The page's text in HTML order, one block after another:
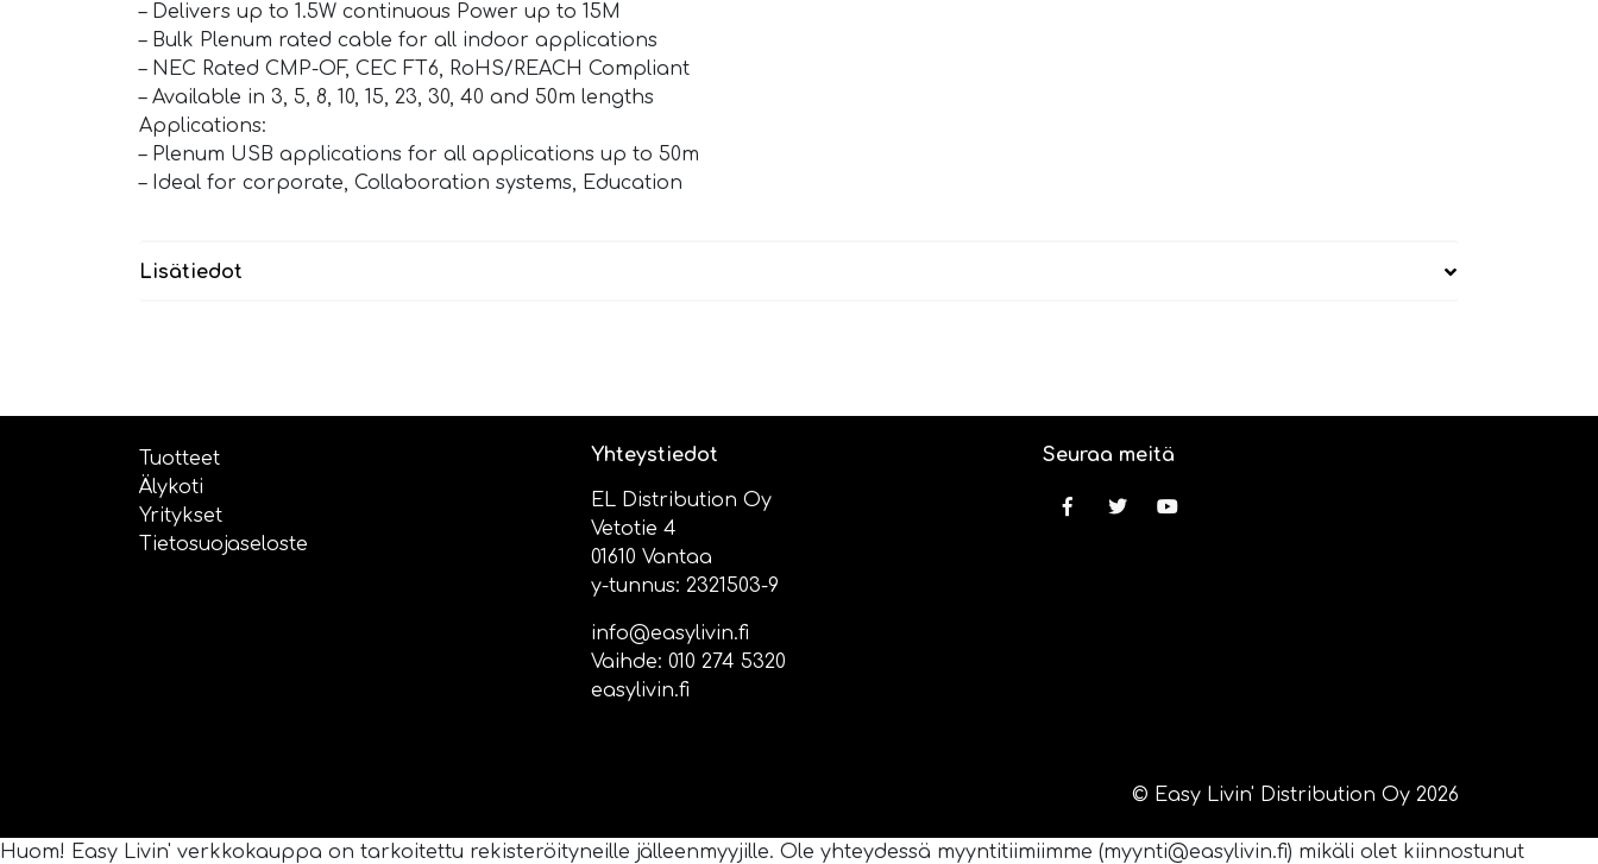
– Delivers up to 1.5W continuous Power up to 15M
– Bulk Plenum rated cable for all indoor applications
– NEC Rated CMP-OF, CEC FT6, RoHS/REACH Compliant
– Available in 3, 5, 8, 10, 15, 23, 30, 40 and 50m lengths
Applications:
– Plenum USB applications for all applications up to 50m
– Ideal for corporate, Collaboration systems, Education
Lisätiedot
Tuotteet
Älykoti
Yritykset
Tietosuojaseloste
Yhteystiedot
EL Distribution Oy
Vetotie 4
01610 Vantaa
y-tunnus: 2321503-9
info@easylivin.fi
Vaihde: 010 274 5320
easylivin.fi
Seuraa meitä
© Easy Livin' Distribution Oy 2026
Huom! Easy Livin' verkkokauppa on tarkoitettu rekisteröityneille jälleenmyyjille. Ole yhteydessä myyntitiimiimme (myynti@easylivin.fi) mikäli olet kiinnostunut